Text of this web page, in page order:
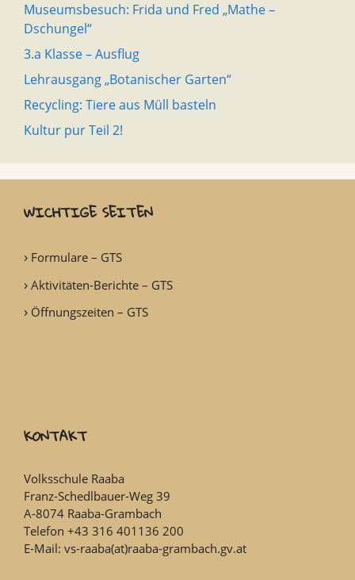
Museumsbesuch: Frida und Fred „Mathe –
Dschungel“
3.a Klasse – Ausflug
Lehrausgang „Botanischer Garten“
Recycling: Tiere aus Müll basteln
Kultur pur Teil 2!
WICHTIGE SEITEN
Formulare – GTS
Aktivitäten-Berichte – GTS
Öffnungszeiten – GTS
KONTAKT
Volksschule Raaba
Franz-Schedlbauer-Weg 39
A-8074 Raaba-Grambach
Telefon +43 316 401136 200
E-Mail: vs-raaba(at)raaba-grambach.gv.at